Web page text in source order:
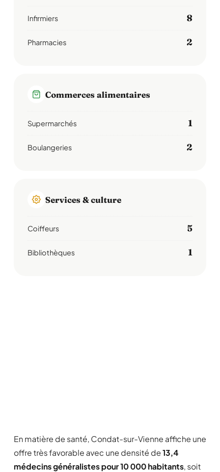
Infirmiers 8
Pharmacies 2
Commerces alimentaires
Supermarchés 1
Boulangeries 2
Services & culture
Coiffeurs 5
Bibliothèques 1
En matière de santé, Condat-sur-Vienne affiche une
offre très favorable avec une densité de13,4
médecins généralistes pour 10 000 habitants, soit